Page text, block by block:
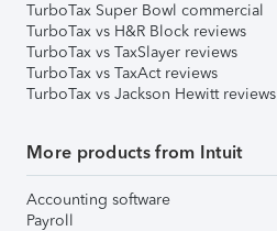
TurboTax Super Bowl commercial
TurboTax vs H&R Block reviews
TurboTax vs TaxSlayer reviews
TurboTax vs TaxAct reviews
TurboTax vs Jackson Hewitt reviews
More products from Intuit
Accounting software
Payroll